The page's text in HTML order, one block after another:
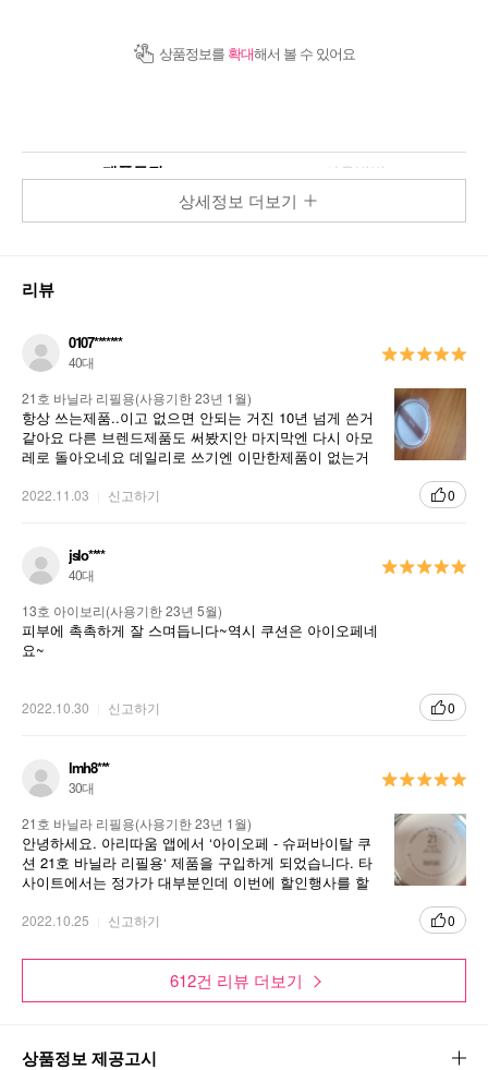
상품정보를 확대해서 볼 수 있어요
제품특징 사용방법
피부의 탄력 광채를 살려주는 안티에이징 쿠션
윤기를 살려주고 골드 식물 콤플렉스의 항산화 작용으로 피부를
건강하게 해줍니다.
바이오 글리칸 (Bio-glycan™)이란??
차세대 바이오 과학인 *글리코 바이올로지를 바탕으로 피부 활력
2 강력한 커버력으로 기미,잡티까지 완벽 커버
버™ 기술로 미세주름과 기미, 잡티까지 완벽하게 커버합니다.
3 고급스러운 윤광으로 건강한 윤기 연출
피부에 광채를 더하는 골드빛의 미세펄과 광채오일로 고급스러운
윤기를 부여합니다.
제품특징 사용방법
니다. (메이크업 전, 후로 사용가능)
상세정보 더보기
리뷰
0107*******
40대
21호 바닐라 리필용(사용기한 23년 1월)
항상 쓰는제품..이고 없으면 안되는 거진 10년 넘게 쓴거
같아요 다른 브렌드제품도 써봤지안 마지막엔 다시 아모
레로 돌아오네요 데일리로 쓰기엔 이만한제품이 없는거
2022.11.03 신고하기 0
jslo****
40대
13호 아이보리(사용기한 23년 5월)
피부에 촉촉하게 잘 스며듭니다~역시 쿠션은 아이오페네
요~
2022.10.30 신고하기 0
lmh8***
30대
21호 바닐라 리필용(사용기한 23년 1월)
안녕하세요. 아리따움 앱에서 ‘아이오페 - 슈퍼바이탈 쿠
션 21호 바닐라 리필용‘ 제품을 구입하게 되었습니다. 타
사이트에서는 정가가 대부분인데 이번에 할인행사를 할
해서 두고 꾸준히 사용하려 합니다. 21호 리필 계속 판매
2022.10.25 신고하기 0
612건 리뷰 더보기
상품정보 제공고시